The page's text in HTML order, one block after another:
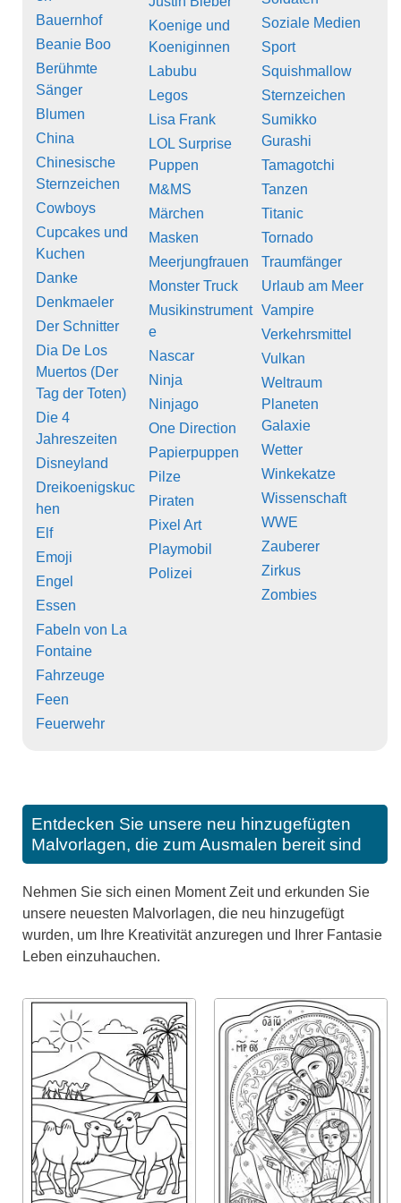
Bauernhof
Beanie Boo
Berühmte
Sänger
Blumen
China
Chinesische
Sternzeichen
Cowboys
Cupcakes und
Kuchen
Danke
Denkmaeler
Der Schnitter
Dia De Los
Muertos (Der
Tag der Toten)
Die 4
Jahreszeiten
Disneyland
Dreikoenigskuc
hen
Elf
Emoji
Engel
Essen
Fabeln von La
Fontaine
Fahrzeuge
Feen
Feuerwehr
Koenige und
Koeniginnen
Labubu
Legos
Lisa Frank
LOL Surprise
Puppen
M&MS
Märchen
Masken
Meerjungfrauen
Monster Truck
Musikinstrument
e
Nascar
Ninja
Ninjago
One Direction
Papierpuppen
Pilze
Piraten
Pixel Art
Playmobil
Polizei
Soziale Medien
Sport
Squishmallow
Sternzeichen
Sumikko
Gurashi
Tamagotchi
Tanzen
Titanic
Tornado
Traumfänger
Urlaub am Meer
Vampire
Verkehrsmittel
Vulkan
Weltraum
Planeten
Galaxie
Wetter
Winkekatze
Wissenschaft
WWE
Zauberer
Zirkus
Zombies
Entdecken Sie unsere neu hinzugefügten
Malvorlagen, die zum Ausmalen bereit sind
Nehmen Sie sich einen Moment Zeit und erkunden Sie
unsere neuesten Malvorlagen, die neu hinzugefügt
wurden, um Ihre Kreativität anzuregen und Ihrer Fantasie
Leben einzuhauchen.